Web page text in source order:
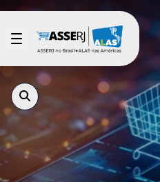
Saltar al contenido principal